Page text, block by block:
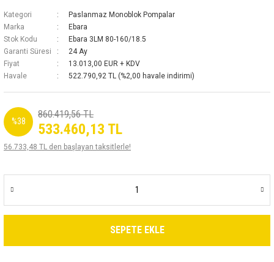
Kategori
Paslanmaz Monoblok Pompalar
Marka
Ebara
Stok Kodu
Ebara 3LM 80-160/18.5
Garanti Süresi
24 Ay
Fiyat
13.013,00 EUR + KDV
Havale
522.790,92 TL (%2,00 havale indirimi)
%38
860.419,56 TL
533.460,13 TL
56.733,48 TL den başlayan taksitlerle!
SEPETE EKLE